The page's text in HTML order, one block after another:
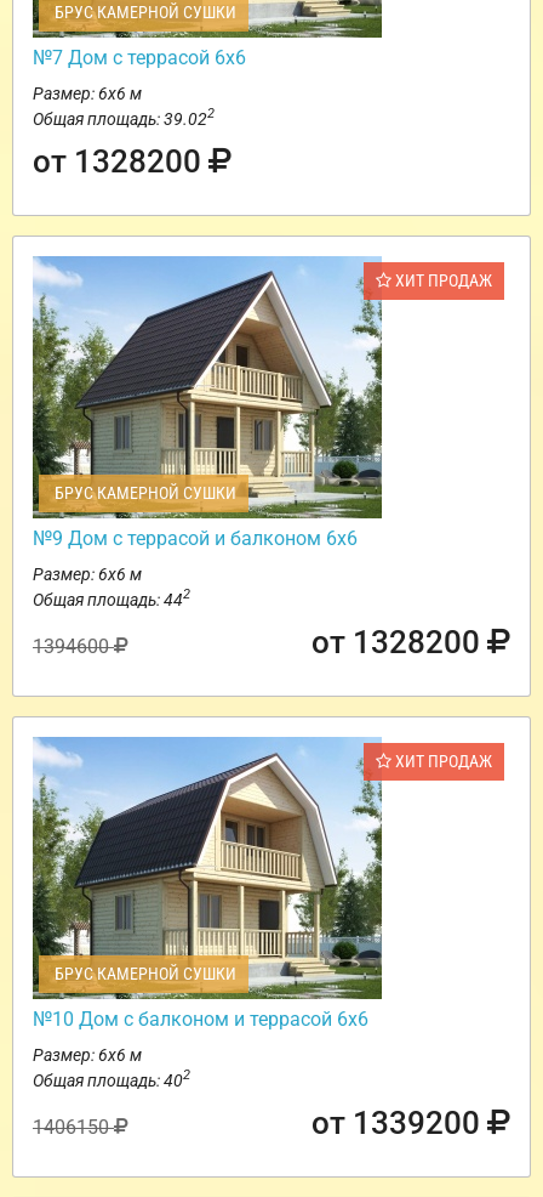
БРУС КАМЕРНОЙ СУШКИ
№7 Дом с террасой 6х6
Размер: 6х6 м
Общая площадь: 39.022
от 1328200
ХИТ ПРОДАЖ
БРУС КАМЕРНОЙ СУШКИ
№9 Дом с террасой и балконом 6х6
Размер: 6х6 м
Общая площадь: 442
1394600 от 1328200
ХИТ ПРОДАЖ
БРУС КАМЕРНОЙ СУШКИ
№10 Дом с балконом и террасой 6х6
Размер: 6х6 м
Общая площадь: 402
1406150 от 1339200